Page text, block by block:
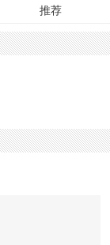
推荐